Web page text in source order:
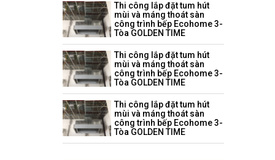
Thi công lắp đặt tum hút
mùi và máng thoát sàn
công trình bếp Ecohome 3-
Tòa GOLDEN TIME
Thi công lắp đặt tum hút
mùi và máng thoát sàn
công trình bếp Ecohome 3-
Tòa GOLDEN TIME
Thi công lắp đặt tum hút
mùi và máng thoát sàn
công trình bếp Ecohome 3-
Tòa GOLDEN TIME